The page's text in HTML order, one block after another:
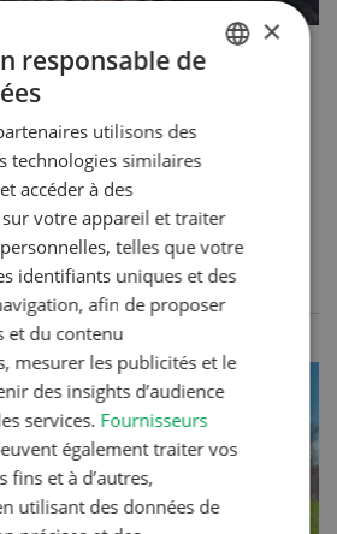
de la pression
agricoles modernes
croissante sur les
×
responsable de
utilisons des
technologies similaires
accéder à des
votre appareil et traiter
telles que votre
identifiants uniques et des
afin de proposer
et du contenu
mesurer les publicités et le
des insights d’audience
services. Fournisseurs
également traiter vos
fins et à d’autres,
utilisant des données de